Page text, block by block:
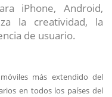
iPhone, Android,
la creatividad, la
de usuario.
más extendido del
en todos los países del